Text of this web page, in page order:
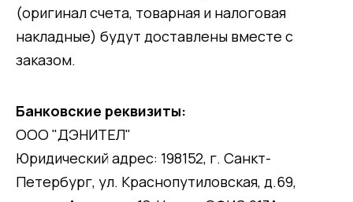
(оригинал счета, товарная и налоговая
накладные) будут доставлены вместе с
заказом.
Банковские реквизиты:
ООО "ДЭНИТЕЛ"
Юридический адрес: 198152, г. Санкт-
Петербург, ул. Краснопутиловская, д.69,